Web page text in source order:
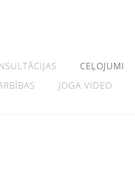
CEĻOJUMI
JOGA VIDEO